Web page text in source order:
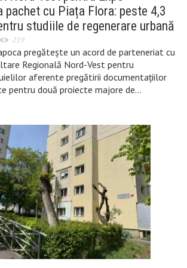
pachet cu Piața Flora: peste 4,3
studiile de regenerare urbană
219
pregătește un acord de parteneriat cu
Regională Nord-Vest pentru
aferente pregătirii documentațiilor
pentru două proiecte majore de…